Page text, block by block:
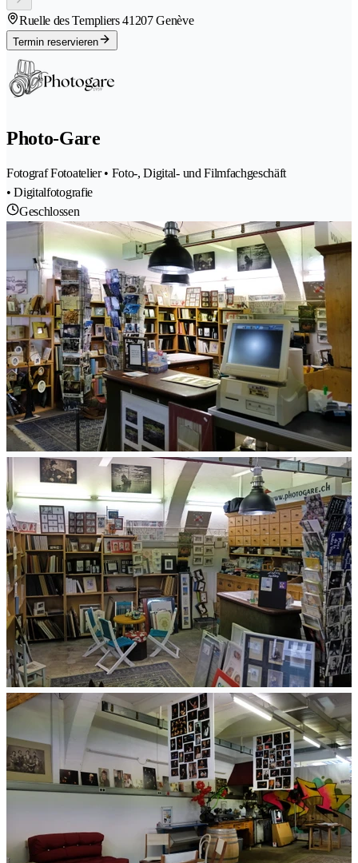
Ruelle des Templiers 41207 Genève
Termin reservieren
Photo-Gare
Fotograf Fotoatelier • Foto-, Digital- und Filmfachgeschäft
• Digitalfotografie
Geschlossen